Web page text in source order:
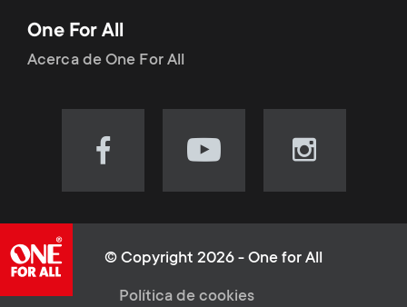
One For All
Acerca de One For All
Visit
(opens
Visit
(opens
Visit
(opens
© Copyright 2026 - One for All
Política de cookies